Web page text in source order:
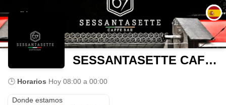
SESSANTASETTE CAFFE BAR
🕒 Horarios Hoy 08:00 a 00:00
Donde estamos